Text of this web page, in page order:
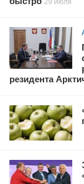
резидента